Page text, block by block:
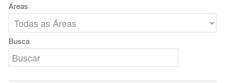
Áreas
Busca